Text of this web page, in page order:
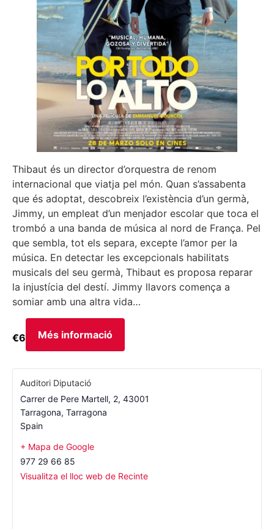
Thibaut és un director d’orquestra de renom
internacional que viatja pel món. Quan s’assabenta
que és adoptat, descobreix l’existència d’un germà,
Jimmy, un empleat d’un menjador escolar que toca el
trombó a una banda de música al nord de França. Pel
que sembla, tot els separa, excepte l’amor per la
música. En detectar les excepcionals habilitats
musicals del seu germà, Thibaut es proposa reparar
la injustícia del destí. Jimmy llavors comença a
somiar amb una altra vida…
€6 Més informació
Auditori Diputació
Carrer de Pere Martell, 2, 43001
Tarragona, Tarragona
Spain
+ Mapa de Google
977 29 66 85
Visualitza el lloc web de Recinte